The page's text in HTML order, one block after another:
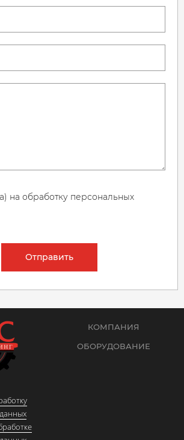
на обработку персональных
Отправить
КОМПАНИЯ
ОБОРУДОВАНИЕ